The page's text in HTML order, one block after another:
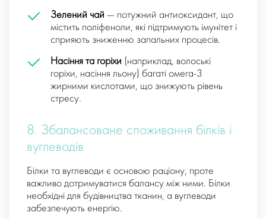
Зелений чай — потужний антиоксидант, що
містить поліфеноли, які підтримують імунітет і
сприяють зниженню запальних процесів.
Насіння та горіхи (наприклад, волоські
горіхи, насіння льону) багаті омега-3
жирними кислотами, що знижують рівень
стресу.
8. Збалансоване споживання білків і
вуглеводів
Білки та вуглеводи є основою раціону, проте
важливо дотримуватися балансу між ними. Білки
необхідні для будівництва тканин, а вуглеводи
забезпечують енергію.